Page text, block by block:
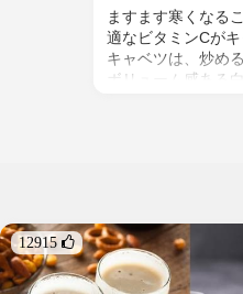
ますます寒くなる
適なビタミンCが
キャベツは、炒め
ボリューム感ある
・オリーブオイル
・ニンニク 1片
・鷹の爪 1/2個
12915 